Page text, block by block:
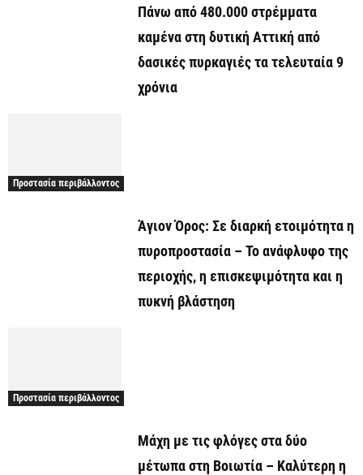
Πάνω από 480.000 στρέμματα
καμένα στη δυτική Αττική από
δασικές πυρκαγιές τα τελευταία 9
χρόνια
Προστασία περιβάλλοντος
Άγιον Όρος: Σε διαρκή ετοιμότητα η
πυροπροστασία – Το ανάφλυφο της
περιοχής, η επισκεψιμότητα και η
πυκνή βλάστηση
Προστασία περιβάλλοντος
Μάχη με τις φλόγες στα δύο
μέτωπα στη Βοιωτία – Καλύτερη η